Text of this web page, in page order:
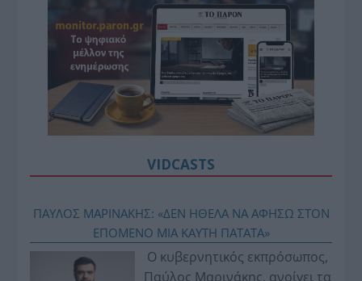
VIDCASTS
ΠΑΥΛΟΣ ΜΑΡΙΝΑΚΗΣ: «ΔΕΝ ΗΘΕΛΑ ΝΑ ΑΦΗΣΩ ΣΤΟΝ
ΕΠΟΜΕΝΟ ΜΙΑ ΚΑΥΤΗ ΠΑΤΑΤΑ»
Ο κυβερνητικός εκπρόσωπος,
Παύλος Μαρινάκης, ανοίγει τα